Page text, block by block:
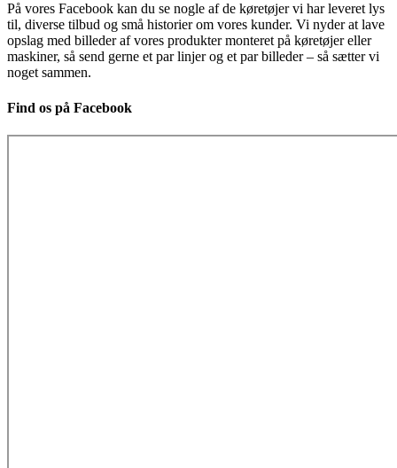
På vores Facebook kan du se nogle af de køretøjer vi har leveret lys
til, diverse tilbud og små historier om vores kunder. Vi nyder at lave
opslag med billeder af vores produkter monteret på køretøjer eller
maskiner, så send gerne et par linjer og et par billeder – så sætter vi
noget sammen.
Find os på Facebook